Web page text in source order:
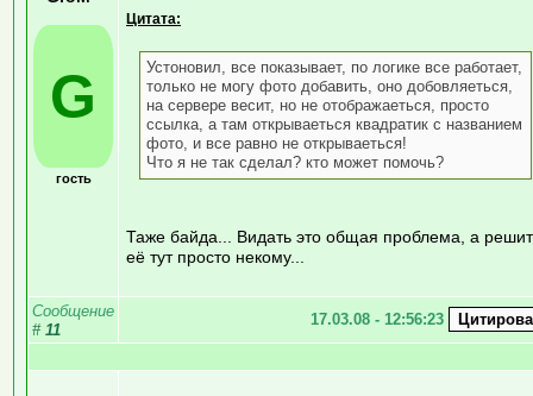
G
гость
Цитата:
Устоновил, все показывает, по логике все работает,
только не могу фото добавить, оно добовляеться,
на сервере весит, но не отображаеться, просто
ссылка, а там открываеться квадратик с названием
фото, и все равно не открываеться!
Что я не так сделал? кто может помочь?
Таже байда... Видать это общая проблема, а
её тут просто некому...
Сообщение
# 11
17.03.08 - 12:56:23